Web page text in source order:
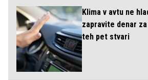
Klima v avtu ne
zapravite denar
teh pet stvari